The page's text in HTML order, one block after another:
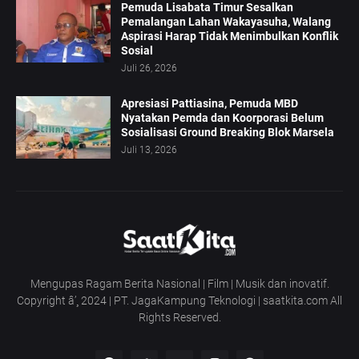
Pemuda Lisabata Timur Sesalkan
Pemalangan Lahan Wakayasuha, Walang
Aspirasi Harap Tidak Menimbulkan Konflik
Sosial
Juli 26, 2026
Apresiasi Pattiasina, Pemuda MBD
Nyatakan Pemda dan Koorporasi Belum
Sosialisasi Ground Breaking Blok Marsela
Juli 13, 2026
Mengupas Ragam Berita Nasional | Film | Musik dan inovatif.
Copyright â’¸ 2024 | PT. JagaKampung Teknologi | saatkita.com All
Rights Reserved.